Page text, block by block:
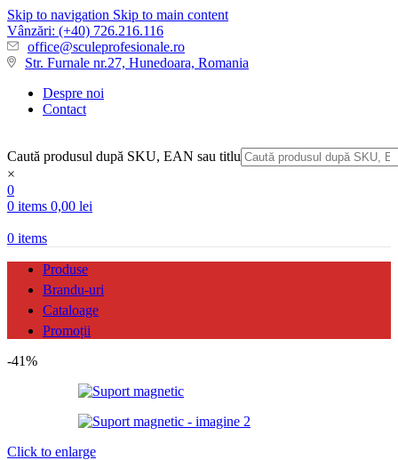
Skip to navigation Skip to main content
Vânzări: (+40) 726.216.116
office@sculeprofesionale.ro
Str. Furnale nr.27, Hunedoara, Romania
Despre noi
Contact
Caută produsul după SKU, EAN sau titlu
×
0
0 items 0,00 lei
0 items
Produse
Brandu-uri
Cataloage
Promoții
-41%
Click to enlarge